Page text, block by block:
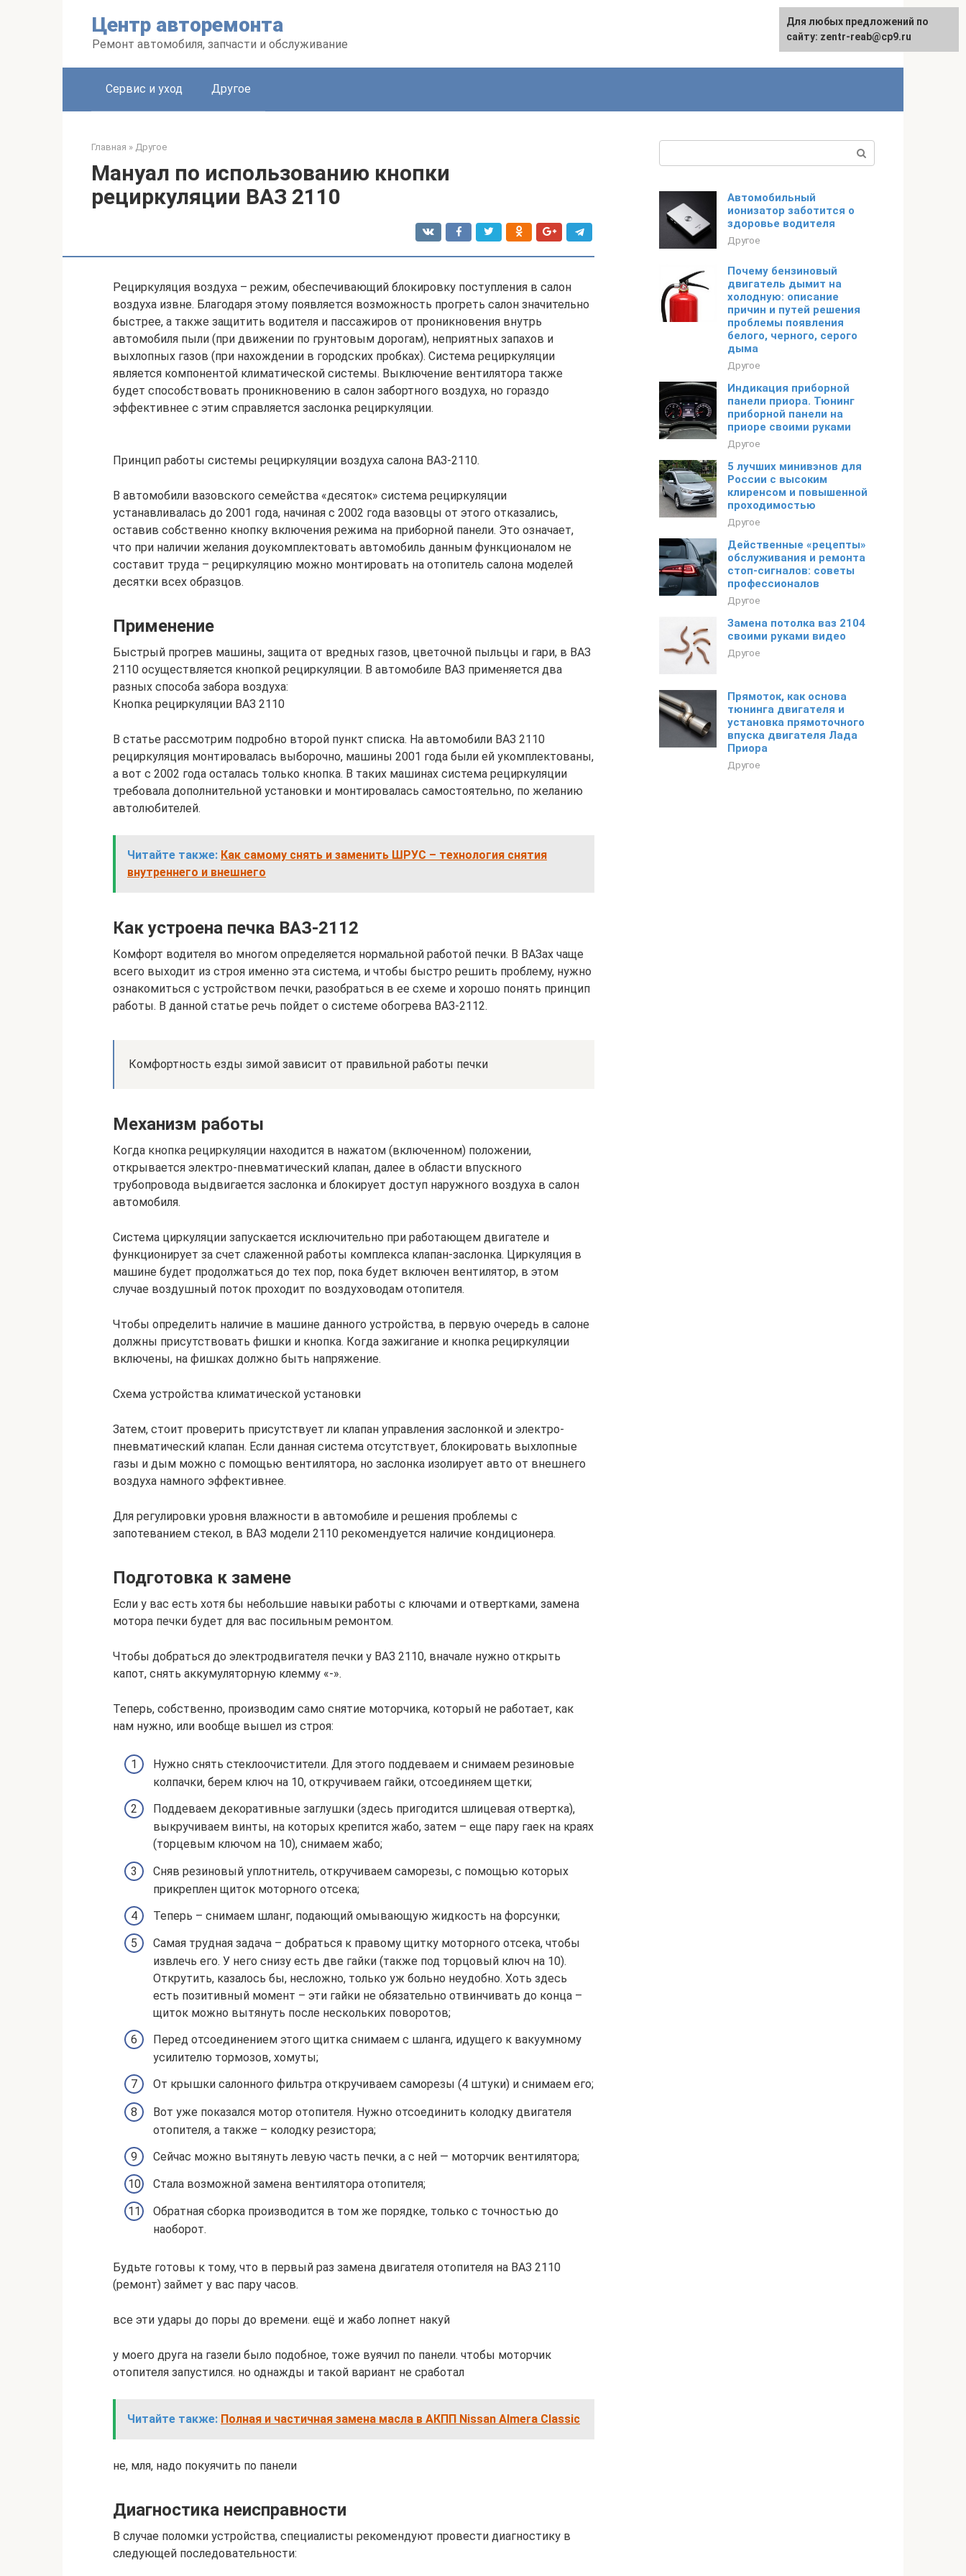
Центр авторемонта
Ремонт автомобиля, запчасти и обслуживание
Сервис и уход Другое
Главная » Другое
Мануал по использованию кнопки
рециркуляции ВАЗ 2110
Рециркуляция воздуха – режим, обеспечивающий блокировку поступления в салон
воздуха извне. Благодаря этому появляется возможность прогреть салон значительно
быстрее, а также защитить водителя и пассажиров от проникновения внутрь
автомобиля пыли (при движении по грунтовым дорогам), неприятных запахов и
выхлопных газов (при нахождении в городских пробках). Система рециркуляции
является компонентой климатической системы. Выключение вентилятора также
будет способствовать проникновению в салон забортного воздуха, но гораздо
эффективнее с этим справляется заслонка рециркуляции.
Принцип работы системы рециркуляции воздуха салона ВАЗ-2110.
В автомобили вазовского семейства «десяток» система рециркуляции
устанавливалась до 2001 года, начиная с 2002 года вазовцы от этого отказались,
оставив собственно кнопку включения режима на приборной панели. Это означает,
что при наличии желания доукомплектовать автомобиль данным функционалом не
составит труда – рециркуляцию можно монтировать на отопитель салона моделей
десятки всех образцов.
Применение
Быстрый прогрев машины, защита от вредных газов, цветочной пыльцы и гари, в ВАЗ
2110 осуществляется кнопкой рециркуляции. В автомобиле ВАЗ применяется два
разных способа забора воздуха:
Кнопка рециркуляции ВАЗ 2110
В статье рассмотрим подробно второй пункт списка. На автомобили ВАЗ 2110
рециркуляция монтировалась выборочно, машины 2001 года были ей укомплектованы,
а вот с 2002 года осталась только кнопка. В таких машинах система рециркуляции
требовала дополнительной установки и монтировалась самостоятельно, по желанию
автолюбителей.
Читайте также: Как самому снять и заменить ШРУС – технология снятия
внутреннего и внешнего
Как устроена печка ВАЗ-2112
Комфорт водителя во многом определяется нормальной работой печки. В ВАЗах чаще
всего выходит из строя именно эта система, и чтобы быстро решить проблему, нужно
ознакомиться с устройством печки, разобраться в ее схеме и хорошо понять принцип
работы. В данной статье речь пойдет о системе обогрева ВАЗ-2112.
Комфортность езды зимой зависит от правильной работы печки
Механизм работы
Когда кнопка рециркуляции находится в нажатом (включенном) положении,
открывается электро-пневматический клапан, далее в области впускного
трубопровода выдвигается заслонка и блокирует доступ наружного воздуха в салон
автомобиля.
Система циркуляции запускается исключительно при работающем двигателе и
функционирует за счет слаженной работы комплекса клапан-заслонка. Циркуляция в
машине будет продолжаться до тех пор, пока будет включен вентилятор, в этом
случае воздушный поток проходит по воздуховодам отопителя.
Чтобы определить наличие в машине данного устройства, в первую очередь в салоне
должны присутствовать фишки и кнопка. Когда зажигание и кнопка рециркуляции
включены, на фишках должно быть напряжение.
Схема устройства климатической установки
Затем, стоит проверить присутствует ли клапан управления заслонкой и электро-
пневматический клапан. Если данная система отсутствует, блокировать выхлопные
газы и дым можно с помощью вентилятора, но заслонка изолирует авто от внешнего
воздуха намного эффективнее.
Для регулировки уровня влажности в автомобиле и решения проблемы с
запотеванием стекол, в ВАЗ модели 2110 рекомендуется наличие кондиционера.
Подготовка к замене
Если у вас есть хотя бы небольшие навыки работы с ключами и отвертками, замена
мотора печки будет для вас посильным ремонтом.
Чтобы добраться до электродвигателя печки у ВАЗ 2110, вначале нужно открыть
капот, снять аккумуляторную клемму «-».
Теперь, собственно, производим само снятие моторчика, который не работает, как
нам нужно, или вообще вышел из строя:
Нужно снять стеклоочистители. Для этого поддеваем и снимаем резиновые
колпачки, берем ключ на 10, откручиваем гайки, отсоединяем щетки;
Поддеваем декоративные заглушки (здесь пригодится шлицевая отвертка),
выкручиваем винты, на которых крепится жабо, затем – еще пару гаек на краях
(торцевым ключом на 10), снимаем жабо;
Сняв резиновый уплотнитель, откручиваем саморезы, с помощью которых
прикреплен щиток моторного отсека;
Теперь – снимаем шланг, подающий омывающую жидкость на форсунки;
Самая трудная задача – добраться к правому щитку моторного отсека, чтобы
извлечь его. У него снизу есть две гайки (также под торцовый ключ на 10).
Открутить, казалось бы, несложно, только уж больно неудобно. Хоть здесь
есть позитивный момент – эти гайки не обязательно отвинчивать до конца –
щиток можно вытянуть после нескольких поворотов;
Перед отсоединением этого щитка снимаем с шланга, идущего к вакуумному
усилителю тормозов, хомуты;
От крышки салонного фильтра откручиваем саморезы (4 штуки) и снимаем его;
Вот уже показался мотор отопителя. Нужно отсоединить колодку двигателя
отопителя, а также – колодку резистора;
Сейчас можно вытянуть левую часть печки, а с ней — моторчик вентилятора;
Стала возможной замена вентилятора отопителя;
Обратная сборка производится в том же порядке, только с точностью до
наоборот.
Будьте готовы к тому, что в первый раз замена двигателя отопителя на ВАЗ 2110
(ремонт) займет у вас пару часов.
все эти удары до поры до времени. ещё и жабо лопнет накуй
у моего друга на газели было подобное, тоже вуячил по панели. чтобы моторчик
отопителя запустился. но однажды и такой вариант не сработал
Читайте также: Полная и частичная замена масла в АКПП Nissan Almera Classic
не, мля, надо покуячить по панели
Диагностика неисправности
В случае поломки устройства, специалисты рекомендуют провести диагностику в
следующей последовательности:
Автомобильный
ионизатор заботится о
здоровье водителя
Другое
Почему бензиновый
двигатель дымит на
холодную: описание
причин и путей решения
проблемы появления
белого, черного, серого
дыма
Другое
Индикация приборной
панели приора. Тюнинг
приборной панели на
приоре своими руками
Другое
5 лучших минивэнов для
России с высоким
клиренсом и повышенной
проходимостью
Другое
Действенные «рецепты»
обслуживания и ремонта
стоп-сигналов: советы
профессионалов
Другое
Замена потолка ваз 2104
своими руками видео
Другое
Прямоток, как основа
тюнинга двигателя и
установка прямоточного
впуска двигателя Лада
Приора
Другое
Для любых предложений по
сайту: zentr-reab@cp9.ru